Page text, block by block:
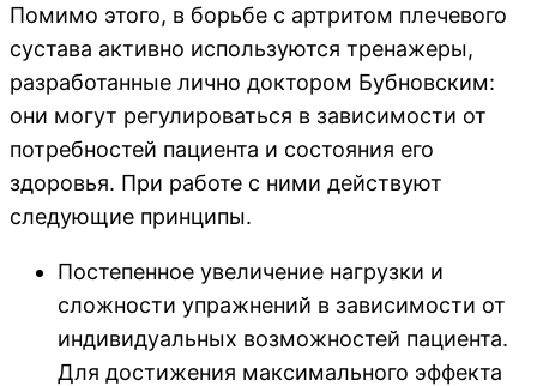
Помимо этого, в борьбе с артритом плечевого
сустава активно используются тренажеры,
разработанные лично доктором Бубновским:
они могут регулироваться в зависимости от
потребностей пациента и состояния его
здоровья. При работе с ними действуют
следующие принципы.
Постепенное увеличение нагрузки и
сложности упражнений в зависимости от
индивидуальных возможностей пациента.
Для достижения максимального эффекта